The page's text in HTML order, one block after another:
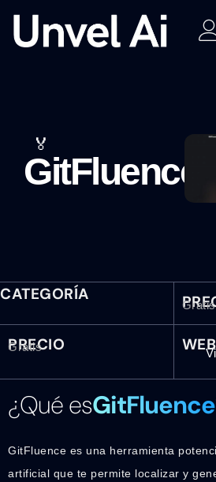
🏅
GitFluence
CATEGORÍA
Gratis
PRECIO
Gratis
¿Qué esGitFluence
GitFluence es una herramienta
artificial que te permite localizar y